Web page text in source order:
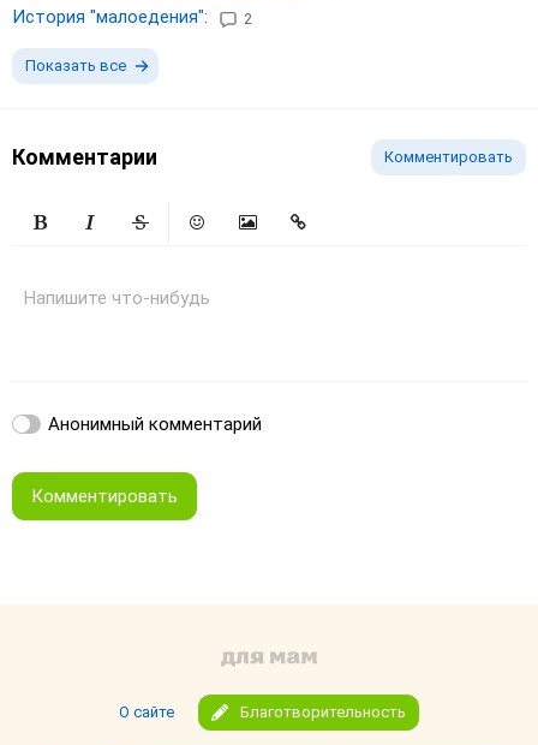
История "малоедения": 2
Показать все
Комментарии Комментировать
Напишите что-нибудь
Анонимный комментарий
Комментировать
О сайте Благотворительность